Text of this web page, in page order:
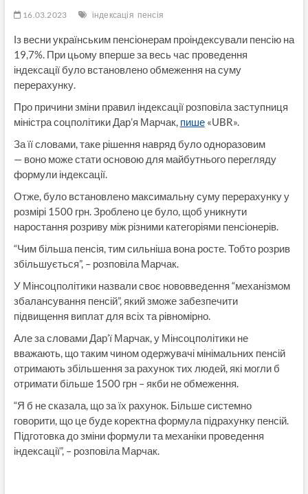
16.03.2023 індексація пенсія
Із весни українським пенсіонерам проіндексували пенсію на
19,7%. При цьому вперше за весь час проведення
індексації було встановлено обмеження на суму
перерахунку.
Про причини зміни правил індексації розповіла заступниця
міністра соцполітики Дар’я Марчак, пише«UBR».
За її словами, таке рішення навряд було одноразовим
— воно може стати основою для майбутнього перегляду
формули індексації.
Отже, було встановлено максимальну суму перерахунку у
розмірі 1500 грн. Зроблено це було, щоб уникнути
наростання розриву між різними категоріями пенсіонерів.
“Чим більша пенсія, тим сильніша вона росте. Тобто розрив
збільшується”, – розповіла Марчак.
У Мінсоцполітики назвали своє нововведення “механізмом
збалансування пенсій”, який зможе забезпечити
підвищення виплат для всіх та рівномірно.
Але за словами Дар’ї Марчак, у Мінсоцполітики не
вважають, що таким чином одержувачі мінімальних пенсій
отримають збільшення за рахунок тих людей, які могли б
отримати більше 1500 грн – якби не обмеження.
“Я б не сказала, що за їх рахунок. Більше системно
говорити, що це буде коректна формула підрахунку пенсій.
Підготовка до зміни формули та механіки проведення
індексації”, – розповіла Марчак.